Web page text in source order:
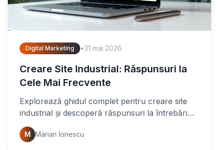
Digital Marketing •31 mai 2026
Creare Site Industrial: Răspunsuri la
Cele Mai Frecvente
Explorează ghidul complet pentru creare site
industrial și descoperă răspunsuri la întrebări
esențiale. Află cum să-ți optimizezi prezența
online. Începe acum!
M Marian Ionescu